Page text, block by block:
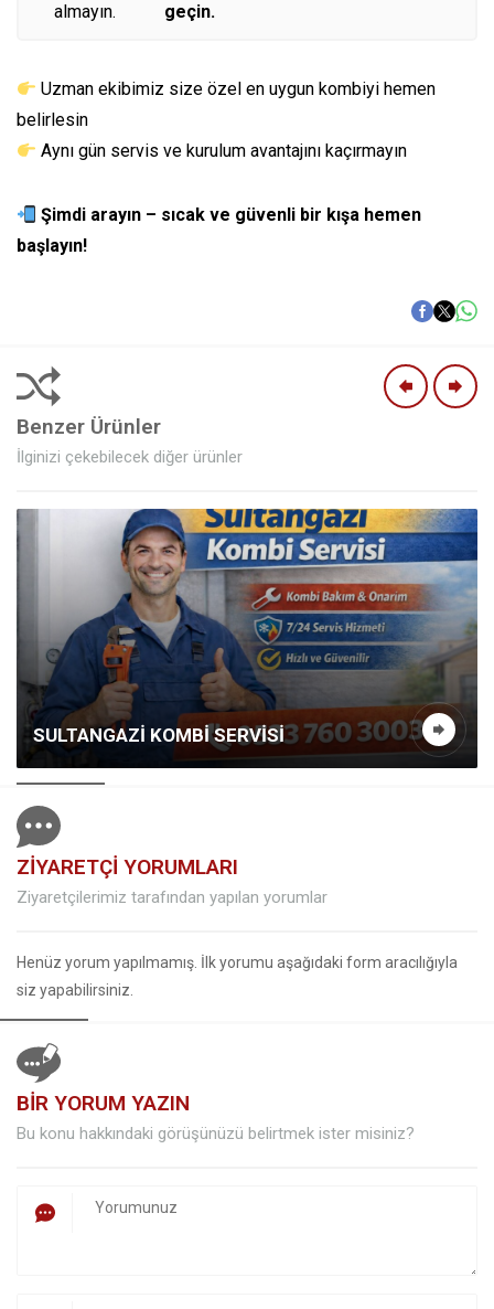
almayın.
geçin.
Uzman ekibimiz size özel en uygun kombiyi hemen
belirlesin
Aynı gün servis ve kurulum avantajını kaçırmayın
Şimdi arayın – sıcak ve güvenli bir kışa hemen
başlayın!
Benzer Ürünler
İlginizi çekebilecek diğer ürünler
SULTANGAZI KOMBI SERVISI
ZİYARETÇİ YORUMLARI
Ziyaretçilerimiz tarafından yapılan yorumlar
Henüz yorum yapılmamış. İlk yorumu aşağıdaki form aracılığıyla
siz yapabilirsiniz.
BİR YORUM YAZIN
Bu konu hakkındaki görüşünüzü belirtmek ister misiniz?